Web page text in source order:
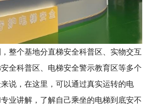
整个基地分直梯安全科普区、实物交互
全科普区、电梯安全警示教育区等多个
说，在这里，可以通过真实运转的电
业讲解，了解自己乘坐的电梯到底安不